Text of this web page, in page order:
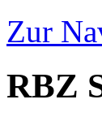
Zur
RBZ